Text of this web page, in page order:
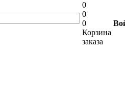
0
0
0
Корзина
заказа